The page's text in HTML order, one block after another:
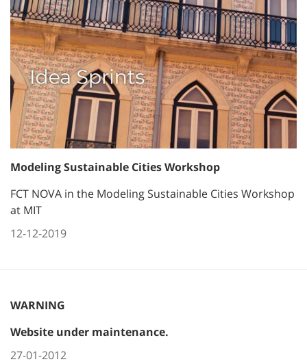
Modeling Sustainable Cities Workshop
FCT NOVA in the Modeling Sustainable Cities Workshop
at MIT
12-12-2019
WARNING
Website under maintenance.
27-01-2012